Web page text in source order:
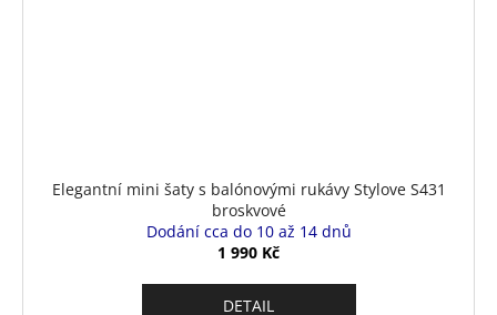
Elegantní mini šaty s balónovými rukávy Stylove S431
broskvové
Dodání cca do 10 až 14 dnů
1 990 Kč
DETAIL